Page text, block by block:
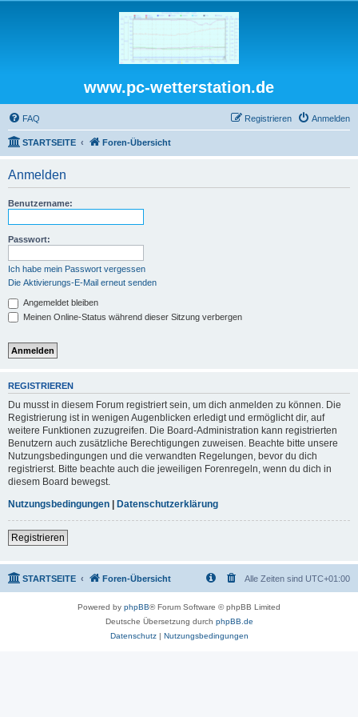
www.pc-wetterstation.de
FAQ Anmelden
Registrieren
STARTSEITE Foren-Übersicht
Anmelden
Benutzername:
Passwort:
Ich habe mein Passwort vergessen
Die Aktivierungs-E-Mail erneut senden
Angemeldet bleiben
Meinen Online-Status während dieser Sitzung verbergen
REGISTRIEREN
Du musst in diesem Forum registriert sein, um dich anmelden zu können. Die
Registrierung ist in wenigen Augenblicken erledigt und ermöglicht dir, auf
weitere Funktionen zuzugreifen. Die Board-Administration kann registrierten
Benutzern auch zusätzliche Berechtigungen zuweisen. Beachte bitte unsere
Nutzungsbedingungen und die verwandten Regelungen, bevor du dich
registrierst. Bitte beachte auch die jeweiligen Forenregeln, wenn du dich in
diesem Board bewegst.
Nutzungsbedingungen | Datenschutzerklärung
Registrieren
STARTSEITE Foren-Übersicht Alle Zeiten sind UTC+01:00
Powered by phpBB® Forum Software © phpBB Limited
Deutsche Übersetzung durch phpBB.de
Datenschutz| Nutzungsbedingungen